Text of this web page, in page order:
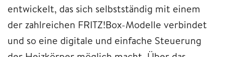
entwickelt, das sich selbstständig mit einem
der zahlreichen FRITZ!Box-Modelle verbindet
und so eine digitale und einfache Steuerung